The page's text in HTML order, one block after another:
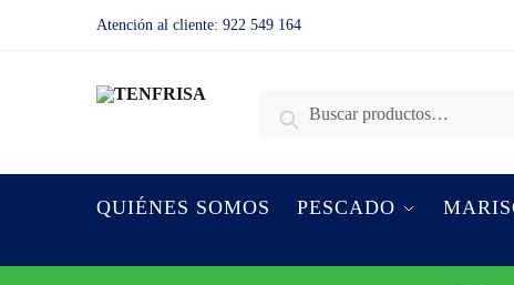
Atención al cliente: 922 549 164
Buscar por:
Buscar
QUIÉNES SOMOS PESCADO